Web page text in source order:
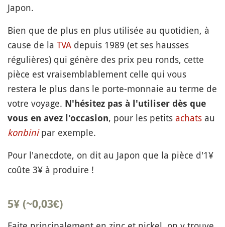
Japon.
Bien que de plus en plus utilisée au quotidien, à
cause de la TVA depuis 1989 (et ses hausses
régulières) qui génère des prix peu ronds, cette
pièce est vraisemblablement celle qui vous
restera le plus dans le porte-monnaie au terme de
votre voyage. N'hésitez pas à l'utiliser dès que
vous en avez l'occasion, pour les petits achats au
konbinipar exemple.
Pour l'anecdote, on dit au Japon que la pièce d'1¥
coûte 3¥ à produire !
5¥ (~0,03€)